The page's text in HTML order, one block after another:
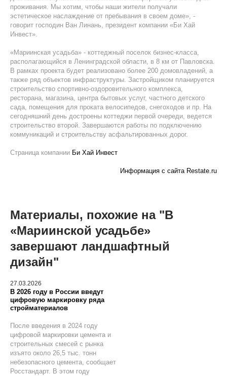
проживания. Мы хотим, чтобы наши жители получали
эстетическое наслаждение от пребывания в своем доме», -
говорит господин Ван Линань, президент компании «Би Хай
Инвест».
«Мариинская усадьба» - коттеджный поселок бизнес-класса,
располагающийся в Ленинградской области, в 8 км от Павловска.
В рамках проекта будет реализовано более 200 домовладений, а
также ряд объектов инфраструктуры. Застройщиком планируется
строительство спортивно-оздоровительного комплекса,
ресторана, магазина, центра бытовых услуг, частного детского
сада, помещения для проката велосипедов, снегоходов и пр. На
сегодняшний день достроены коттеджи первой очереди, ведется
строительство второй. Завершаются работы по подключению
коммуникаций и строительству асфальтированных дорог.
Страница компании Би Хай Инвест
Информация с сайта Restate.ru
Материалы, похожие на "В
«Мариинской усадьбе»
завершают ландшафтный
дизайн"
27.03.2026
В 2026 году в России введут
цифровую маркировку ряда
стройматериалов
После введения в 2024 году
цифровой маркировки цемента и
строительных смесей с рынка
изъято около 26,5 тыс. тонн
небезопасного цемента, сообщает
Росстандарт. В этом году